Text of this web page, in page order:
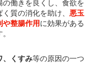
の働きを良くし、食欲を
質の消化を助け、 悪玉
や整腸作用に効果がある
、くすみ等の原因の一つ